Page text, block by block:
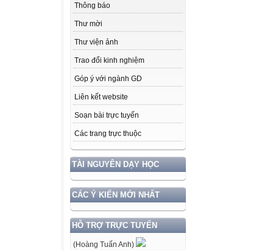
Thông báo
Thư mời
Thư viện ảnh
Trao đổi kinh nghiệm
Góp ý với ngành GD
Liên kết website
Soạn bài trực tuyến
Các trang trực thuộc
TÀI NGUYÊN DẠY HỌC
CÁC Ý KIẾN MỚI NHẤT
HỖ TRỢ TRỰC TUYẾN
(Hoàng Tuấn Anh)